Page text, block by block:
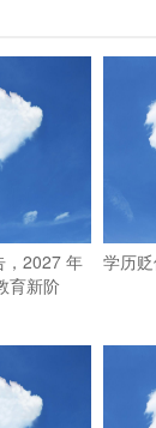
，2027 年
育新阶
学历